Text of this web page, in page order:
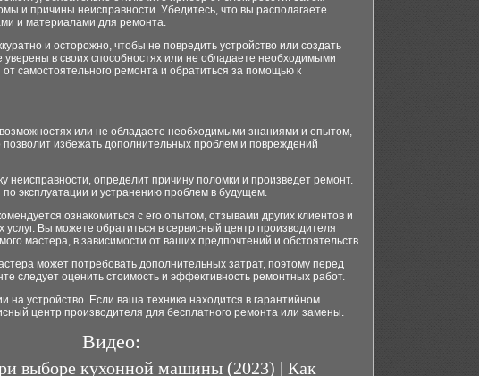
и причины неисправности. Убедитесь, что вы располагаете
и материалами для ремонта.
и осторожно, чтобы не повредить устройство или создать
в своих способностях или не обладаете необходимыми
самостоятельного ремонта и обратиться за помощью к
или не обладаете необходимыми знаниями и опытом,
избежать дополнительных проблем и повреждений
неисправности, определит причину поломки и произведет ремонт.
эксплуатации и устранению проблем в будущем.
ознакомиться с его опытом, отзывами других клиентов и
Вы можете обратиться в сервисный центр производителя
мастера, в зависимости от ваших предпочтений и обстоятельств.
может потребовать дополнительных затрат, поэтому перед
следует оценить стоимость и эффективность ремонтных работ.
на устройство. Если ваша техника находится в гарантийном
центр производителя для бесплатного ремонта или замены.
Видео:
выборе кухонной машины (2023) | Как